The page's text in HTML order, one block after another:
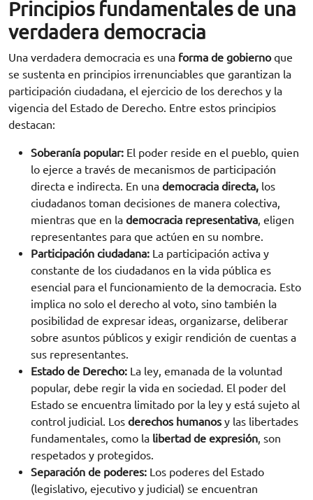
Principios fundamentales de una
verdadera democracia
Una verdadera democracia es una forma de gobiernoque
se sustenta en principios irrenunciables que garantizan la
participación ciudadana, el ejercicio de los derechos y la
vigencia del Estado de Derecho. Entre estos principios
destacan:
Soberanía popular: El poder reside en el pueblo, quien
lo ejerce a través de mecanismos de participación
directa e indirecta. En una democracia directa, los
ciudadanos toman decisiones de manera colectiva,
mientras que en la democracia representativa, eligen
representantes para que actúen en su nombre.
Participación ciudadana: La participación activa y
constante de los ciudadanos en la vida pública es
esencial para el funcionamiento de la democracia. Esto
implica no solo el derecho al voto, sino también la
posibilidad de expresar ideas, organizarse, deliberar
sobre asuntos públicos y exigir rendición de cuentas a
sus representantes.
Estado de Derecho: La ley, emanada de la voluntad
popular, debe regir la vida en sociedad. El poder del
Estado se encuentra limitado por la ley y está sujeto al
control judicial. Los derechos humanos y las libertades
fundamentales, como la libertad de expresión, son
respetados y protegidos.
Separación de poderes: Los poderes del Estado
(legislativo, ejecutivo y judicial) se encuentran